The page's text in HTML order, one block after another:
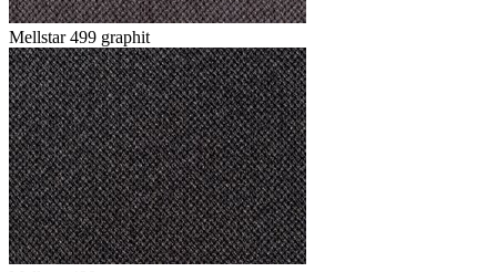
Mellstar 499 graphit